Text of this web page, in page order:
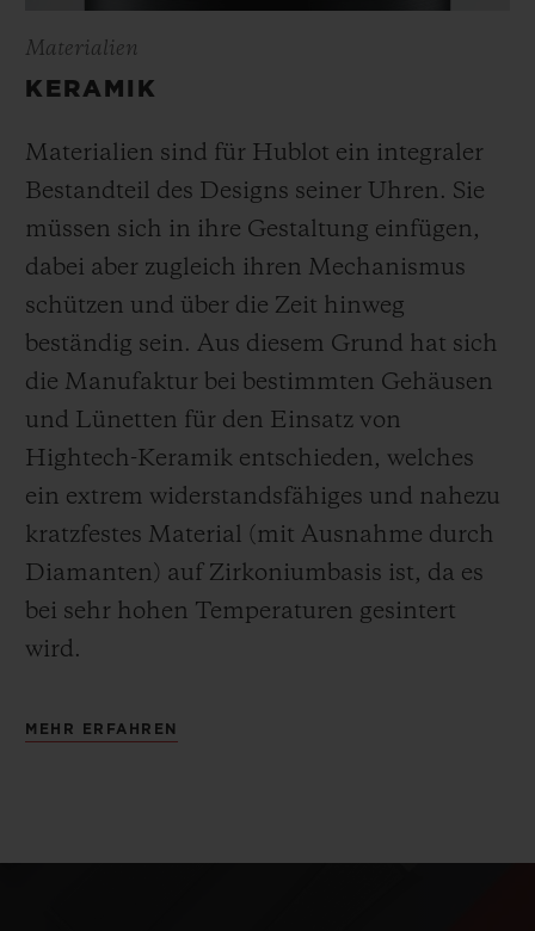
Materialien
KERAMIK
Materialien sind für Hublot ein integraler
Bestandteil des Designs seiner Uhren. Sie
müssen sich in ihre Gestaltung einfügen,
dabei aber zugleich ihren Mechanismus
schützen und über die Zeit hinweg
beständig sein. Aus diesem Grund hat sich
die Manufaktur bei bestimmten Gehäusen
und Lünetten für den Einsatz von
Hightech-Keramik entschieden, welches
ein extrem widerstandsfähiges und nahezu
kratzfestes Material (mit Ausnahme durch
Diamanten) auf Zirkoniumbasis ist, da es
bei sehr hohen Temperaturen gesintert
wird.
MEHR ERFAHREN